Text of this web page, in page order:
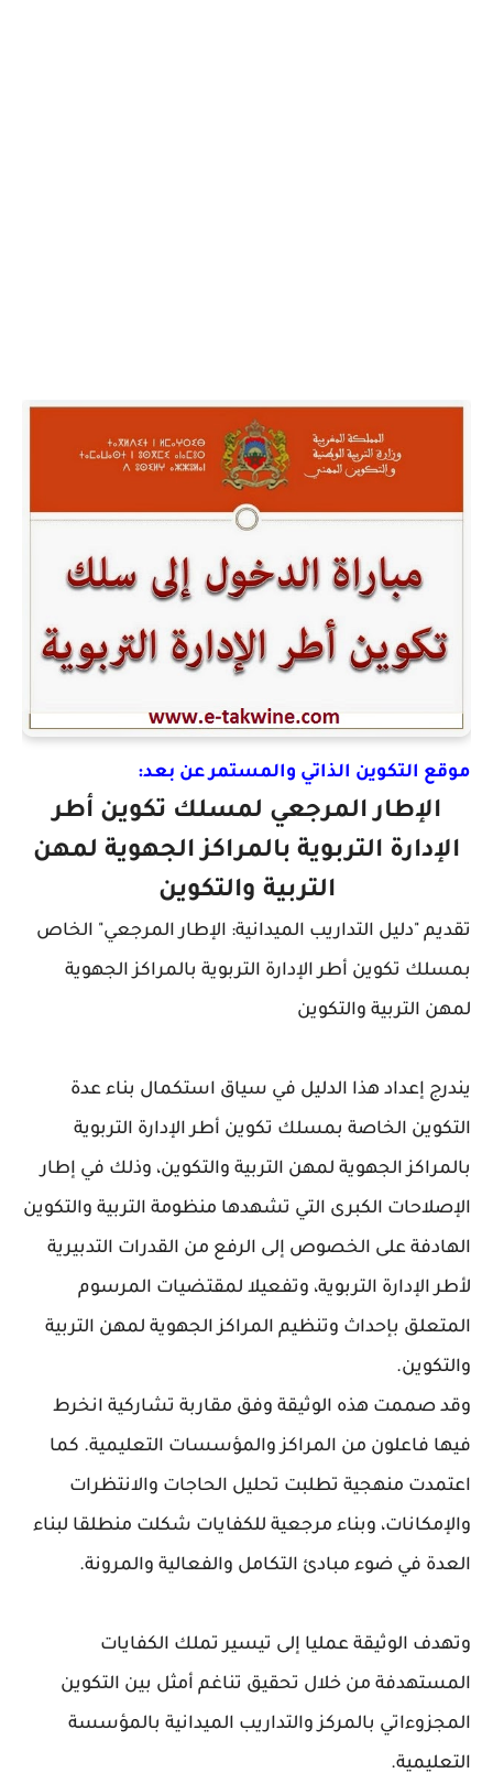
موقع التكوين الذاتي والمستمر عن بعد:
الإطار المرجعي لمسلك تكوين أطر
الإدارة التربوية بالمراكز الجهوية لمهن
التربية والتكوين
تقديم "دليل التداريب الميدانية: الإطار المرجعي" الخاص
بمسلك تكوين أطر الإدارة التربوية بالمراكز الجهوية
لمهن التربية والتكوين
يندرج إعداد هذا الدليل في سياق استكمال بناء عدة
التكوين الخاصة بمسلك تكوين أطر الإدارة التربوية
بالمراكز الجهوية لمهن التربية والتكوين، وذلك في إطار
الإصلاحات الكبرى التي تشهدها منظومة التربية والتكوين
الهادفة على الخصوص إلى الرفع من القدرات التدبيرية
لأطر الإدارة التربوية، وتفعيلا لمقتضيات المرسوم
المتعلق بإحداث وتنظيم المراكز الجهوية لمهن التربية
والتكوين.
وقد صممت هذه الوثيقة وفق مقاربة تشاركية انخرط
فيها فاعلون من المراكز والمؤسسات التعليمية. كما
اعتمدت منهجية تطلبت تحليل الحاجات والانتظرات
والإمكانات، وبناء مرجعية للكفايات شكلت منطلقا لبناء
العدة في ضوء مبادئ التكامل والفعالية والمرونة.
وتهدف الوثيقة عمليا إلى تيسير تملك الكفايات
المستهدفة من خلال تحقيق تناغم أمثل بين التكوين
المجزوءاتي بالمركز والتداريب الميدانية بالمؤسسة
التعليمية.